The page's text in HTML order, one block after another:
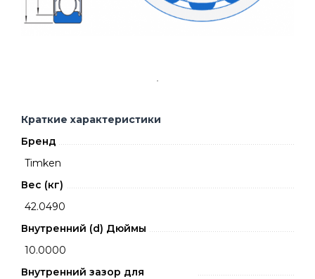
Краткие характеристики
Бренд
Timken
Вес (кг)
42.0490
Внутренний (d) Дюймы
10.0000
Внутренний зазор для